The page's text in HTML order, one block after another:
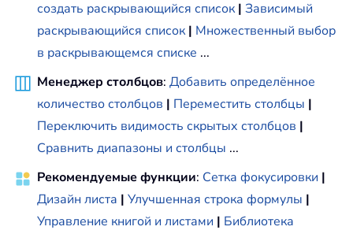
создать раскрывающийся список | Зависимый
раскрывающийся список | Множественный выбор
в раскрывающемся списке ...
Менеджер столбцов: Добавить определённое
количество столбцов | Переместить столбцы |
Переключить видимость скрытых столбцов |
Сравнить диапазоны и столбцы ...
Рекомендуемые функции: Сетка фокусировки |
Дизайн листа | Улучшенная строка формулы |
Управление книгой и листами | Библиотека